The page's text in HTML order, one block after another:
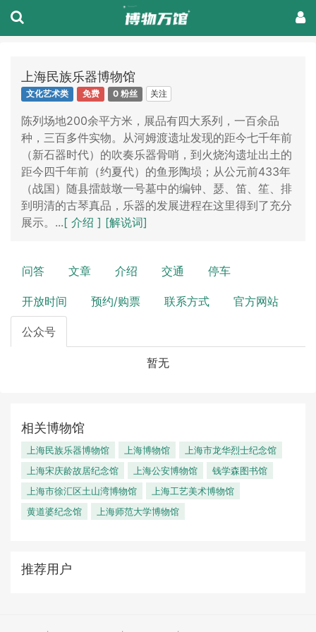
上海民族乐器博物馆
文化艺术类 免费 0 粉丝 关注
陈列场地200余平方米，展品有四大系列，一百余品
种，三百多件实物。从河姆渡遗址发现的距今七千年前
（新石器时代）的吹奏乐器骨哨，到火烧沟遗址出土的
距今四千年前（约夏代）的鱼形陶埙；从公元前433年
（战国）随县擂鼓墩一号墓中的编钟、瑟、笛、笙、排
到明清的古琴真品，乐器的发展进程在这里得到了充分
展示。...[ 介绍 ] [解说词]
问答 文章 介绍 交通 停车
开放时间 预约/购票 联系方式 官方网站
公众号
暂无
相关博物馆
上海民族乐器博物馆 上海博物馆
上海市龙华烈士纪念馆
上海宋庆龄故居纪念馆
上海公安博物馆
钱学森图书馆
上海市徐汇区土山湾博物馆
上海工艺美术博物馆
黄道婆纪念馆
上海师范大学博物馆
推荐用户